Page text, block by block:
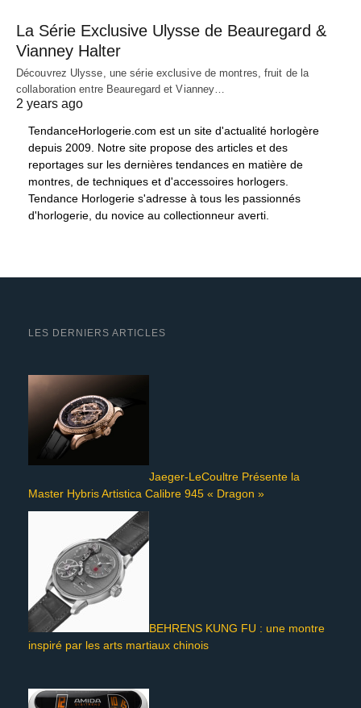
La Série Exclusive Ulysse de Beauregard &
Vianney Halter
Découvrez Ulysse, une série exclusive de montres, fruit de la
collaboration entre Beauregard et Vianney…
2 years ago
TendanceHorlogerie.com est un site d'actualité horlogère
depuis 2009. Notre site propose des articles et des
reportages sur les dernières tendances en matière de
montres, de techniques et d'accessoires horlogers.
Tendance Horlogerie s'adresse à tous les passionnés
d'horlogerie, du novice au collectionneur averti.
LES DERNIERS ARTICLES
Jaeger-LeCoultre Présente la
Master Hybris Artistica Calibre 945 « Dragon »
BEHRENS KUNG FU : une montre
inspiré par les arts martiaux chinois